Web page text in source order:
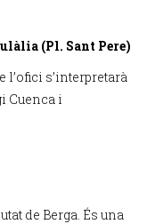
(Pl. Sant Pere)
l’ofici s’interpretarà
Cuenca i
de Berga. És una